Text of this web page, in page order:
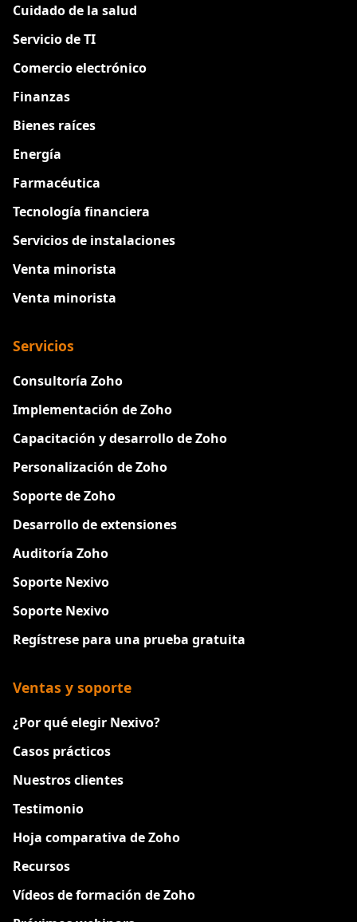
Cuidado de la salud
Servicio de TI
Comercio electrónico
Finanzas
Bienes raíces
Energía
Farmacéutica
Tecnología financiera
Servicios de instalaciones
Venta minorista
Venta minorista
Servicios
Consultoría Zoho
Implementación de Zoho
Capacitación y desarrollo de Zoho
Personalización de Zoho
Soporte de Zoho
Desarrollo de extensiones
Auditoría Zoho
Soporte Nexivo
Soporte Nexivo
Regístrese para una prueba gratuita
Ventas y soporte
¿Por qué elegir Nexivo?
Casos prácticos
Nuestros clientes
Testimonio
Hoja comparativa de Zoho
Recursos
Vídeos de formación de Zoho